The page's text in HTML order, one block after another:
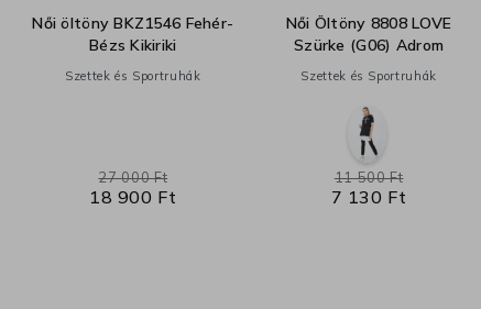
Női öltöny BKZ1546 Fehér-
Bézs Kikiriki
Szettek és Sportruhák
18 900 Ft
27 000 Ft
Női Öltöny 8808 LOVE
Szürke (G06) Adrom
Szettek és Sportruhák
7 130 Ft
11 500 Ft